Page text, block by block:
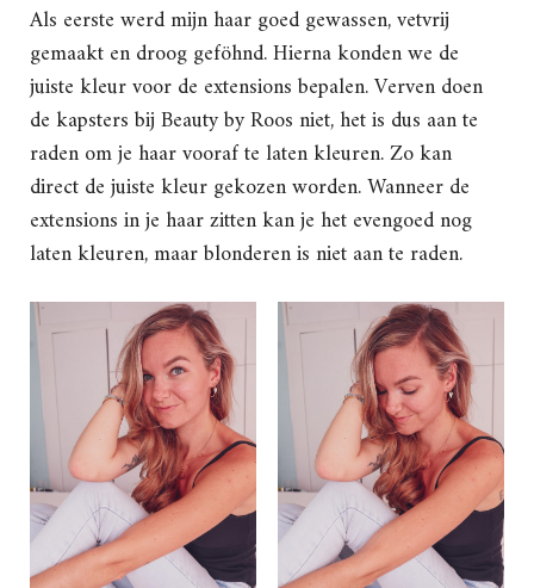
Als eerste werd mijn haar goed gewassen, vetvrij
gemaakt en droog geföhnd. Hierna konden we de
juiste kleur voor de extensions bepalen. Verven doen
de kapsters bij Beauty by Roos niet, het is dus aan te
raden om je haar vooraf te laten kleuren. Zo kan
direct de juiste kleur gekozen worden. Wanneer de
extensions in je haar zitten kan je het evengoed nog
laten kleuren, maar blonderen is niet aan te raden.